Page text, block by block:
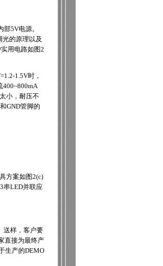
5V电源。
的原理以及
用电路如图2
1.5V时，
400~800mA
小，耐压不
GND管脚的
方案如图2(c)
串LED并联应
送样，客户要
直接为最终产
生产的DEMO